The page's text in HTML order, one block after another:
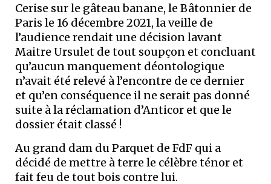
Cerise sur le gâteau banane, le Bâtonnier de
Paris le 16 décembre 2021, la veille de
l’audience rendait une décision lavant
Maitre Ursulet de tout soupçon et concluant
qu’aucun manquement déontologique
n’avait été relevé à l’encontre de ce dernier
et qu’en conséquence il ne serait pas donné
suite à la réclamation d’Anticor et que le
dossier était classé !
Au grand dam du Parquet de FdF qui a
décidé de mettre à terre le célèbre ténor et
fait feu de tout bois contre lui.